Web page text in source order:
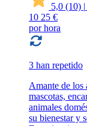
5,0 (10) |
10 25 €
por hora
3 han repetido
Amante de los
mascotas,
animales
su bienestar y